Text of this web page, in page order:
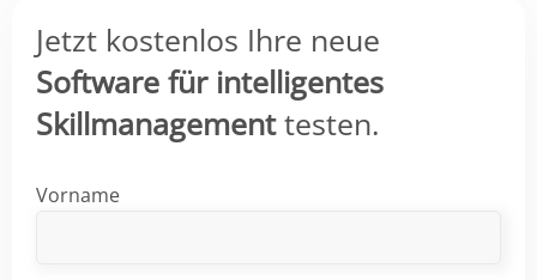
Jetzt kostenlos Ihre neue
Software für intelligentes
Skillmanagementtesten.
Vorname